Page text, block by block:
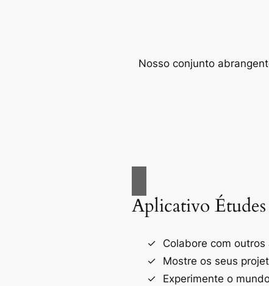
Nosso conjunto
Aplicativo
Colabore com outros
Mostre os seus
Experimente o